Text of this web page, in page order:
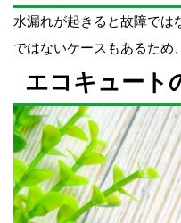
水漏れが起きると故障では
ではないケースもあるため
エコキュート